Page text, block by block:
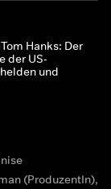
Hanks: Der
der US-
und
(ProduzentIn),